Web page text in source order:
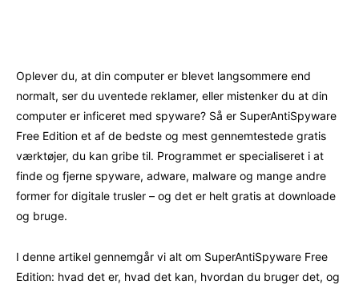
Oplever du, at din computer er blevet langsommere end
normalt, ser du uventede reklamer, eller mistenker du at din
computer er inficeret med spyware? Så er SuperAntiSpyware
Free Edition et af de bedste og mest gennemtestede gratis
værktøjer, du kan gribe til. Programmet er specialiseret i at
finde og fjerne spyware, adware, malware og mange andre
former for digitale trusler – og det er helt gratis at downloade
og bruge.
I denne artikel gennemgår vi alt om SuperAntiSpyware Free
Edition: hvad det er, hvad det kan, hvordan du bruger det, og